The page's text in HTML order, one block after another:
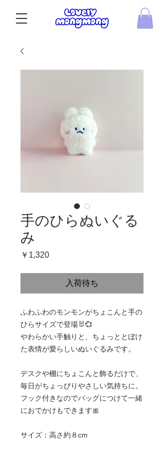
手のひらぬいぐる
み
￥1,320価
入荷待ち
ふわふわのモンモンがちょこんと手の
ひらサイズで登場🐰💞
やわらかい手触りと、ちょっととぼけ
た表情が愛らしいぬいぐるみです。
デスクや棚にちょこんと飾るだけで、
毎日がちょっぴりやさしい気持ちに。
フック付きなのでバッグにつけて一緒
におでかけもできます🎀
サイズ：高さ約８cm